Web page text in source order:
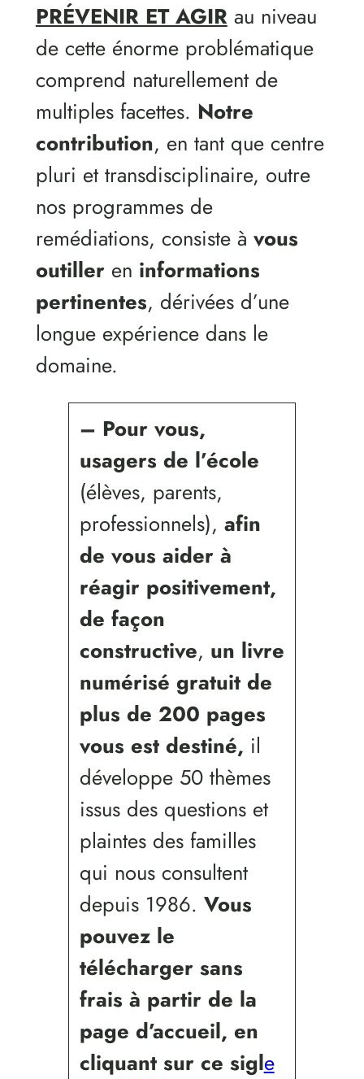
PRÉVENIR ET AGIRau niveau
de cette énorme problématique
comprend naturellement de
multiples facettes. Notre
contribution, en tant que centre
pluri et transdisciplinaire, outre
nos programmes de
remédiations, consiste à vous
outilleren informations
pertinentes, dérivées d’une
longue expérience dans le
domaine.
– Pour vous,
usagers de l’école
(élèves, parents,
professionnels), afin
de vous aider à
réagir positivement,
de façon
constructive, un livre
numérisé gratuit de
plus de 200 pages
vous est destiné, il
développe 50 thèmes
issus des questions et
plaintes des familles
qui nous consultent
depuis 1986. Vous
pouvez le
télécharger sans
frais à partir de la
page d’accueil, en
cliquant sur ce sigle